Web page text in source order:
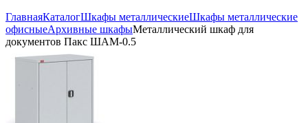
ГлавнаяКаталогШкафы металлическиеШкафы металлические
офисныеАрхивные шкафыМеталлический шкаф для
документов Пакс ШАМ-0.5